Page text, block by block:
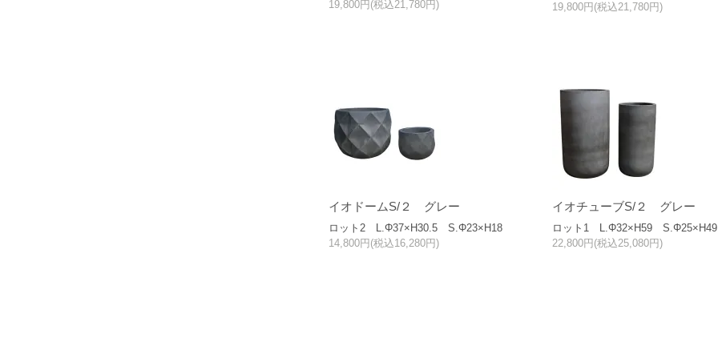
19,800円(税込21,780円)
19,800円(税込21,780円)
イオドームS/２ グレー
ロット2 L.Φ37×H30.5 S.Φ23×H18
14,800円(税込16,280円)
イオチューブS/２ グレー
ロット1 L.Φ32×H59 S.Φ25×H49
22,800円(税込25,080円)